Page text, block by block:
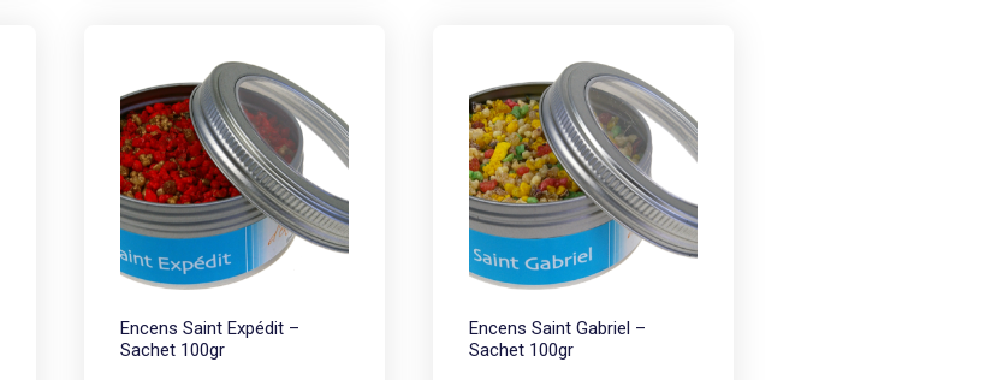
Encens Saint Expédit –
Sachet 100gr
Encens Saint Gabriel –
Sachet 100gr